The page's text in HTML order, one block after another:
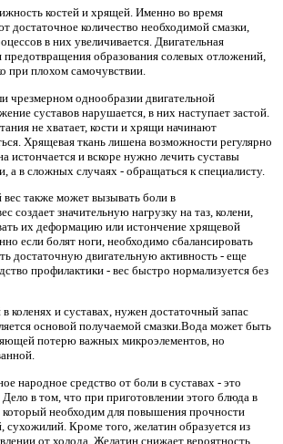
костей и хрящей. Именно во время
достаточное количество необходимой смазки,
в них увеличивается. Двигательная
предотвращения образования солевых отложений,
при плохом самочувствии.
чрезмерном однообразии двигательной
суставов нарушается, в них наступает застой.
не хватает, кости и хрящи начинают
Хрящевая ткань лишена возможности регулярно
истончается и вскоре нужно лечить суставы
а в сложных случаях - обращаться к специалисту.
также может вызывать боли в
создает значительную нагрузку на таз, колени,
их деформацию или истончение хрящевой
если болят ноги, необходимо сбалансировать
достаточную двигательную активность - еще
профилактики - вес быстро нормализуется без
коленях и суставах, нужен достаточный запас
основой получаемой смазки.Вода может быть
потерю важных микроэлементов, но
народное средство от боли в суставах - это
в том, что при приготовлении этого блюда в
который необходим для повышения прочности
сухожилий. Кроме того, желатин образуется из
от холода. Желатин снижает вероятность